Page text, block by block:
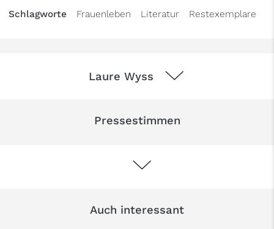
Schlagworte Frauenleben Literatur Restexemplare
Laure Wyss
Pressestimmen
Auch interessant